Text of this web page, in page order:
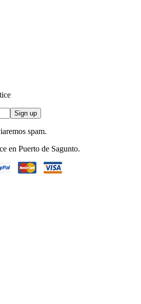
spam.
en Puerto de Sagunto.